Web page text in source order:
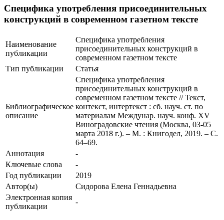
Специфика употребления присоединительных
конструкций в современном газетном тексте
Наименование
публикации
Специфика употребления
присоединительных конструкций в
современном газетном тексте
Тип публикации
Статья
Библиографическое
описание
Специфика употребления
присоединительных конструкций в
современном газетном тексте // Текст,
контекст, интертекст : сб. науч. ст. по
материалам Междунар. науч. конф. XV
Виноградовские чтения (Москва, 03-05
марта 2018 г.). – М. : Книгодел, 2019. – С.
64–69.
Аннотация
-
Ключевые cлова
-
Год публикации
2019
Автор(ы)
Сидорова Елена Геннадьевна
Электронная копия
публикации
-